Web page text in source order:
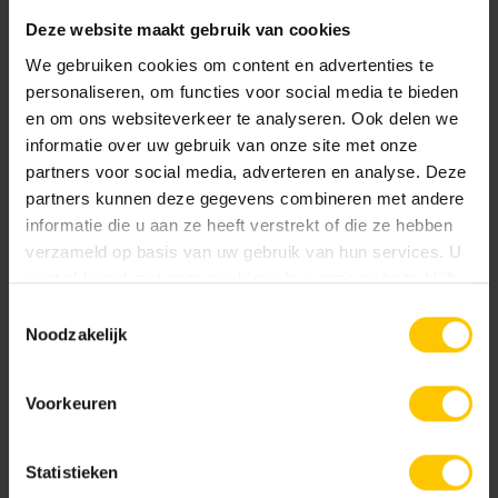
Deze website maakt gebruik van cookies
We gebruiken cookies om content en advertenties te
personaliseren, om functies voor social media te bieden
en om ons websiteverkeer te analyseren. Ook delen we
informatie over uw gebruik van onze site met onze
partners voor social media, adverteren en analyse. Deze
partners kunnen deze gegevens combineren met andere
informatie die u aan ze heeft verstrekt of die ze hebben
verzameld op basis van uw gebruik van hun services. U
gaat akkoord met onze cookies als u onze website blijft
Noodzakelijk
Voorkeuren
Statistieken
Les carreaux en céramique pour l'extérieur sont plus
épais
Comme les carreaux extérieurs sont soumis à des
conditions plus difficiles et à des charges plus lourdes, ils
sont plus épais. À l'intérieur, les carreaux en céramique
sont posés sur un sol en béton. Le carreau lui-même n'a
donc pas grand-chose à supporter. À l'extérieur, le support
est plus fragile. Le carreau doit donc pouvoir supporter
davantage. L'épaisseur minimale pour l'extérieur est de 2
cm et peut aller jusqu'à 5 cm. Si vous souhaitez savoir en
consultez les instructions de mise en œuvre ci-dessous.
Pose de dalles combinées en béton et céramique